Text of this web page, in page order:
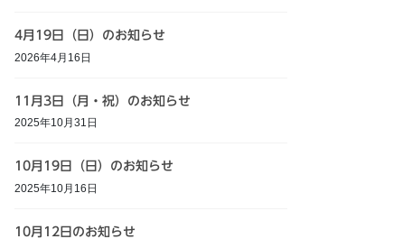
4月19日（日）のお知らせ
2026年4月16日
11月3日（月・祝）のお知らせ
2025年10月31日
10月19日（日）のお知らせ
2025年10月16日
10月12日のお知らせ